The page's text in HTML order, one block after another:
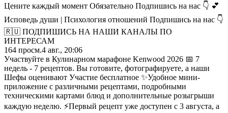
Цените каждый момент Обязательно Подпишись на нас 👇 💕
Исповедь души | Психология отношений Подпишись на нас 👇
🇷🇺 ПОДПИШИСЬ НА НАШИ КАНАЛЫ ПО
ИНТЕРЕСАМ
164 просм.4 авг., 20:06
Участвуйте в Кулинарном марафоне Kenwood 2026 📅 7
недель - 7 рецептов. Вы готовите, фотографируете, а наши
Шефы оценивают Участие бесплатное ✨Удобное мини-
приложение с различными рецептами, подробными
техническими картами блюд и дополнительные розыгрыши
каждую неделю. ⚡Первый рецепт уже доступен с 3 августа, а